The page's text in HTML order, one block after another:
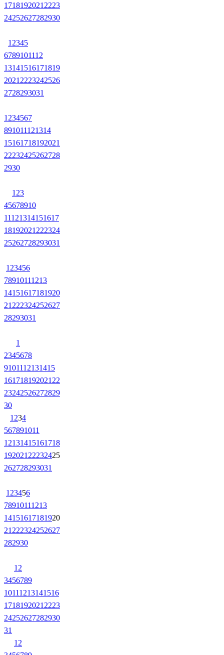
1718192021 2223
24252627282930
1 2345
6789101112
13141516171819
2021 2223242526
2728293031
1 234567
891011121314
15161718192021
22232425262728
2930
1 23
45678910
11121314151617
18192021 222324
25262728293031
1 23456
78910111213
14151617181920
21 222324252627
28293031
1
2345678
9101112131415
161718192021 22
23242526272829
30
1 234
567891011
12131415161718
192021 22232425
262728293031
1 23456
78910111213
14151617181920
21 222324252627
282930
1 2
3456789
10111213141516
1718192021 2223
24252627282930
31
1 2